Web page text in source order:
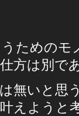
ためのモ
方は別で
無いと思
えようと